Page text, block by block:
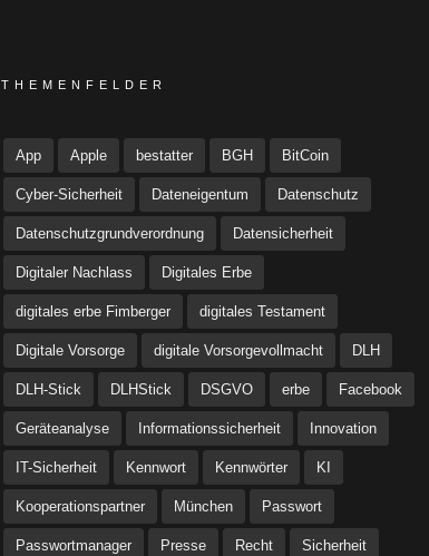
THEMENFELDER
App Apple bestatter BGH BitCoin
Cyber-Sicherheit Dateneigentum Datenschutz
Datenschutzgrundverordnung Datensicherheit
Digitaler Nachlass Digitales Erbe
digitales erbe Fimberger digitales Testament
Digitale Vorsorge digitale Vorsorgevollmacht DLH
DLH-Stick DLHStick DSGVO erbe Facebook
Geräteanalyse Informationssicherheit Innovation
IT-Sicherheit Kennwort Kennwörter KI
Kooperationspartner München Passwort
Passwortmanager Presse Recht Sicherheit